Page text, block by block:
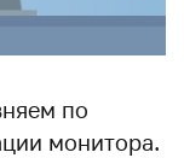
по
монитора.